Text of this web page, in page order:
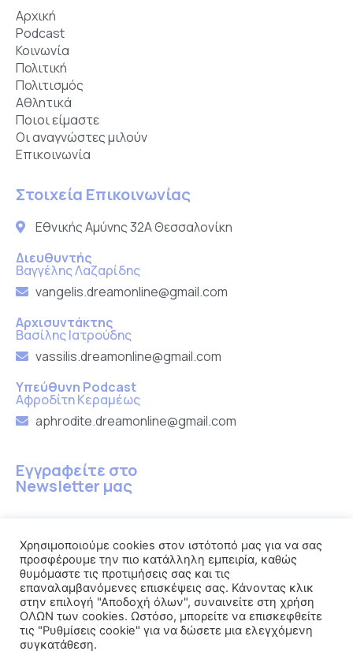
Αρχική
Podcast
Κοινωνία
Πολιτική
Πολιτισμός
Αθλητικά
Ποιοι είμαστε
Οι αναγνώστες μιλούν
Επικοινωνία
Στοιχεία Επικοινωνίας
Εθνικής Αμύνης 32Α Θεσσαλονίκη
Διευθυντής
Βαγγέλης Λαζαρίδης
vangelis.dreamonline@gmail.com
Αρχισυντάκτης
Βασίλης Ιατρούδης
vassilis.dreamonline@gmail.com
Υπεύθυνη Podcast
Αφροδίτη Κεραμέως
aphrodite.dreamonline@gmail.com
Εγγραφείτε στο
Newsletter μας
Εγγραφή
Χρησιμοποιούμε cookies στον ιστότοπό μας για να σας
προσφέρουμε την πιο κατάλληλη εμπειρία, καθώς
θυμόμαστε τις προτιμήσεις σας και τις
επαναλαμβανόμενες επισκέψεις σας. Κάνοντας κλικ
στην επιλογή "Αποδοχή όλων", συναινείτε στη χρήση
ΟΛΩΝ των cookies. Ωστόσο, μπορείτε να επισκεφθείτε
τις "Ρυθμίσεις cookie" για να δώσετε μια ελεγχόμενη
συγκατάθεση.